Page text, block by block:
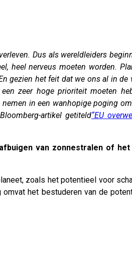
Dus als wereldleiders
heel nerveus moeten worden.
gezien het feit dat we ons al in de
zeer hoge prioriteit moeten
in een wanhopige poging
artikel getiteld“EU
van zonnestralen of
zoals het potentieel voor
het bestuderen van de